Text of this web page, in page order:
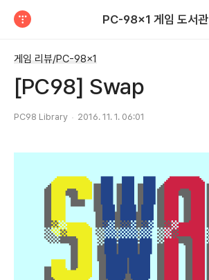
PC-98x1 게임 도서관
게임 리뷰/PC-98x1
[PC98] Swap
PC98 Library 2016. 11. 1. 06:01